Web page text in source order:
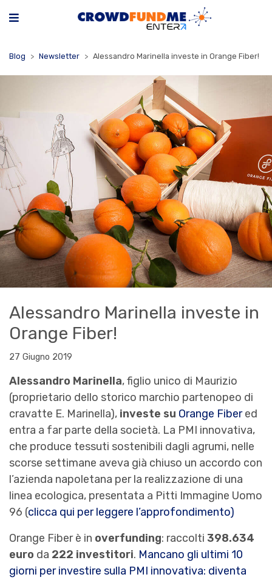
Blog Newsletter Alessandro Marinella investe in Orange Fiber!
Alessandro Marinella investe in
Orange Fiber!
27 Giugno 2019
Alessandro Marinella, figlio unico di Maurizio
(proprietario dello storico marchio partenopeo di
cravatte E. Marinella), investe su Orange Fibered
entra a far parte della società. La PMI innovativa,
che produce tessuti sostenibili dagli agrumi, nelle
scorse settimane aveva già chiuso un accordo con
l’azienda napoletana per la realizzazione di una
linea ecologica, presentata a Pitti Immagine Uomo
96 (clicca qui per leggere l’approfondimento)
Orange Fiber è in overfunding: raccolti 398.634
euro da 222 investitori. Mancano gli ultimi 10
giorni per investire sulla PMI innovativa: diventa